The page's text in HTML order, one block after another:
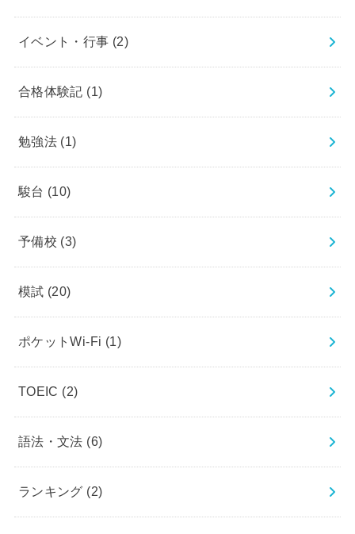
イベント・行事 (2)
合格体験記 (1)
勉強法 (1)
駿台 (10)
予備校 (3)
模試 (20)
ポケットWi-Fi (1)
TOEIC (2)
語法・文法 (6)
ランキング (2)